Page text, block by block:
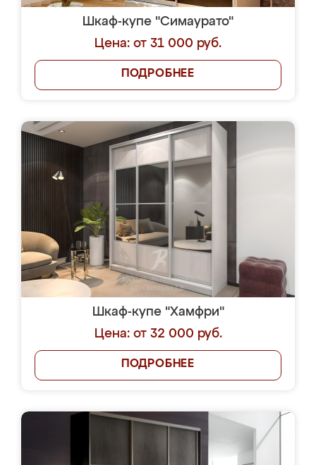
Шкаф-купе "Симаурато"
Цена: от 31 000 руб.
ПОДРОБНЕЕ
Шкаф-купе "Хамфри"
Цена: от 32 000 руб.
ПОДРОБНЕЕ